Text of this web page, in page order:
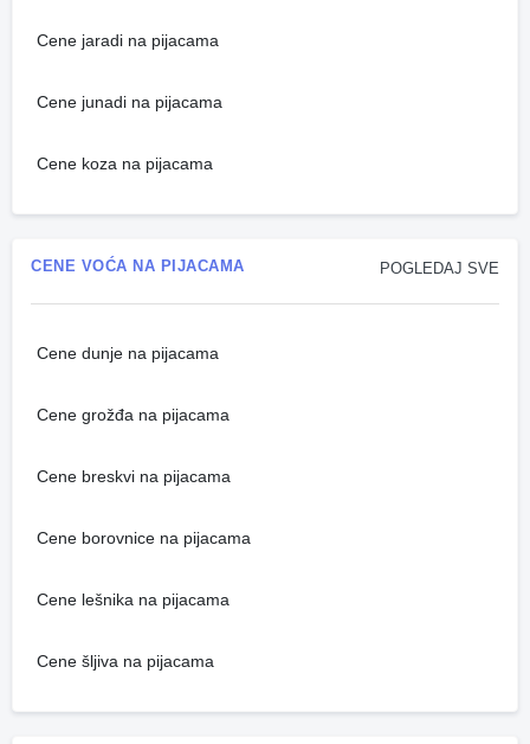
Cene jaradi na pijacama
Cene junadi na pijacama
Cene koza na pijacama
POGLEDAJ SVE
CENE VOĆA NA PIJACAMA
Cene dunje na pijacama
Cene grožđa na pijacama
Cene breskvi na pijacama
Cene borovnice na pijacama
Cene lešnika na pijacama
Cene šljiva na pijacama